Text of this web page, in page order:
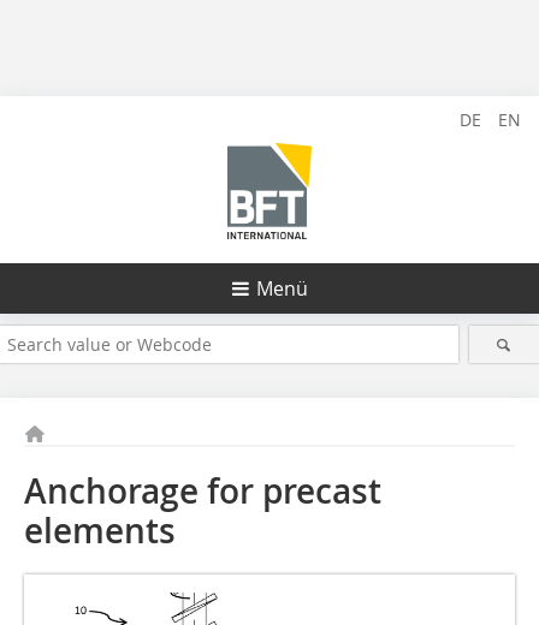
DE EN
Menü
Anchorage for precast
elements